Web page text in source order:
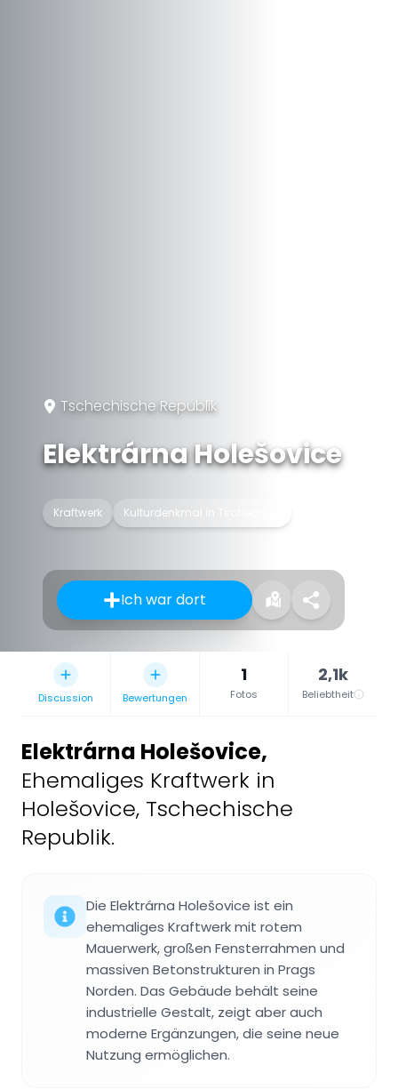
Tschechische Republik
Elektrárna Holešovice
Kraftwerk Kulturdenkmal in Tschechien
Ich war dort
Discussion Bewertungen
1
Fotos
2,1k
Beliebtheit
Elektrárna Holešovice,
Ehemaliges Kraftwerk in
Holešovice, Tschechische
Republik.
Die Elektrárna Holešovice ist ein
ehemaliges Kraftwerk mit rotem
Mauerwerk, großen Fensterrahmen und
massiven Betonstrukturen in Prags
Norden. Das Gebäude behält seine
industrielle Gestalt, zeigt aber auch
moderne Ergänzungen, die seine neue
Nutzung ermöglichen.